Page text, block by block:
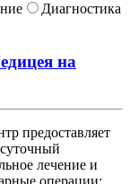
Диагностика
на
предоставляет
лечение и
операции;